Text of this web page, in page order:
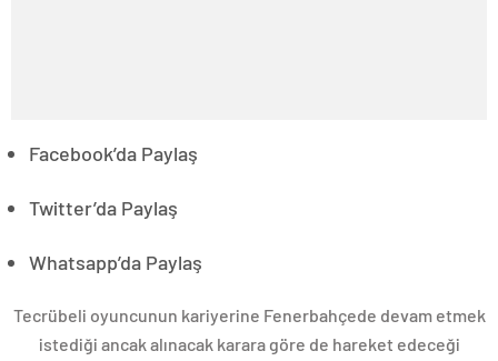
Facebook’da Paylaş
Twitter’da Paylaş
Whatsapp’da Paylaş
Tecrübeli oyuncunun kariyerine Fenerbahçede devam etmek
istediği ancak alınacak karara göre de hareket edeceği